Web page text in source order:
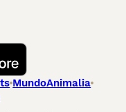
MundoAnimalia